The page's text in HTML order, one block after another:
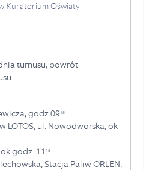
Kuratorium Oświaty
turnusu, powrót
godz 0915
LOTOS, ul. Nowodworska, ok
godz. 11 15
Stacja Paliw ORLEN,